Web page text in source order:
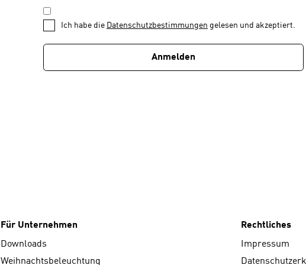
1
von
1
DATENSCHUTZBESTIMMUNGEN
*
Ich habe die Datenschutzbestimmungen gelesen und akzeptiert.
Anmelden
Für Unternehmen
Downloads
Weihnachtsbeleuchtung
Rechtliches
Impressum